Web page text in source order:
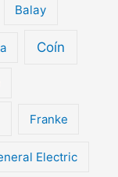
Balay
Coín
Franke
Electric